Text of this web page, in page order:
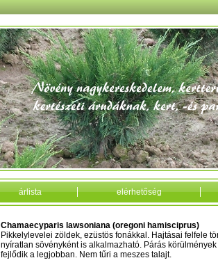
árlista elérhetőség
Chamaecyparis lawsoniana (oregoni hamisciprus)
Pikkelylevelei zöldek, ezüstös fonákkal. Hajtásai felfele
nyíratlan sövényként is alkalmazható. Párás
fejlődik a legjobban. Nem tűri a meszes talajt.